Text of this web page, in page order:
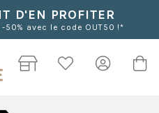
D'EN PROFITER
50% avec le code OUT50 !*